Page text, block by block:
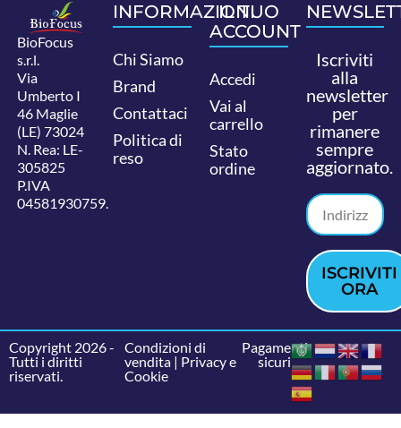
BioFocus
s.r.l.
Via
Umberto I
46 Maglie
(LE) 73024
N. Rea: LE-
305825
P.IVA
04581930759.
INFORMAZIONI
Chi Siamo
Brand
Contattaci
Politica di
reso
IL TUO
ACCOUNT
Accedi
Vai al
carrello
Stato
ordine
Iscriviti
alla
newsletter
per
rimanere
sempre
aggiornato.
ISCRIVITI
ORA
Copyright 2026 -
Tutti i diritti
riservati.
Condizioni di
vendita| Privacy e
Cookie
Pagamenti
sicuri